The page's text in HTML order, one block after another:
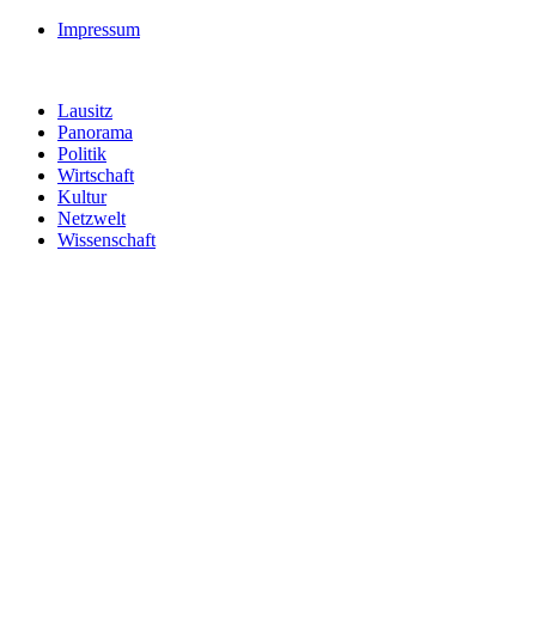
Impressum
Lausitz
Panorama
Politik
Wirtschaft
Kultur
Netzwelt
Wissenschaft